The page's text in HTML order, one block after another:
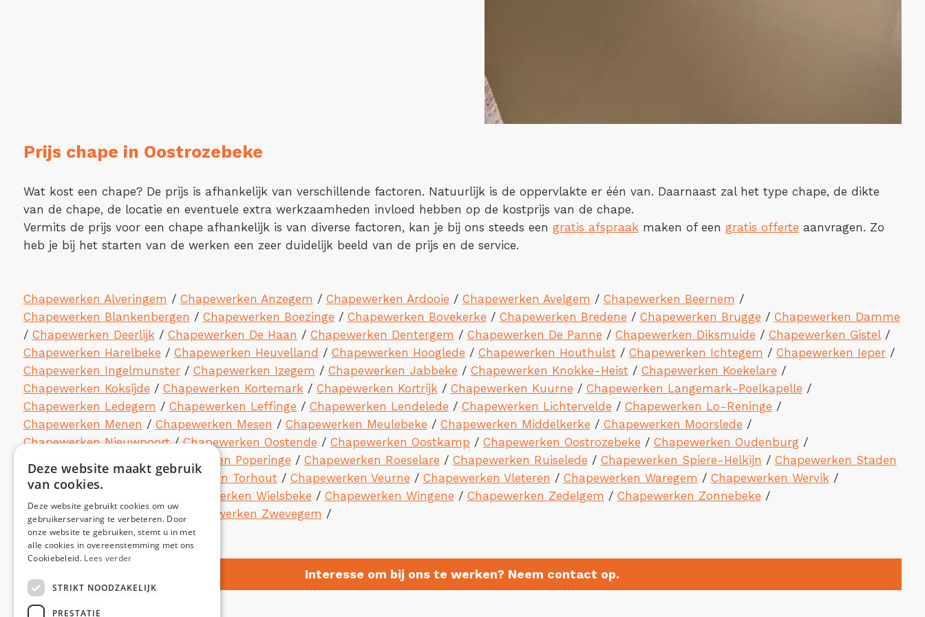
Prijs chape in Oostrozebeke
Wat kost een chape? De prijs is afhankelijk van verschillende factoren. Natuurlijk is de oppervlakte er één van. Daarnaast zal het type chape, de dikte
van de chape, de locatie en eventuele extra werkzaamheden invloed hebben op de kostprijs van de chape.
Vermits de prijs voor een chape afhankelijk is van diverse factoren, kan je bij ons steeds een gratis afspraak maken of een gratis offerte aanvragen. Zo
heb je bij het starten van de werken een zeer duidelijk beeld van de prijs en de service.
Chapewerken Alveringem / Chapewerken Anzegem / Chapewerken Ardooie / Chapewerken Avelgem / Chapewerken Beernem /
Chapewerken Blankenbergen / Chapewerken Boezinge / Chapewerken Bovekerke / Chapewerken Bredene / Chapewerken Brugge / Chapewerken Damme
/ Chapewerken Deerlijk / Chapewerken De Haan / Chapewerken Dentergem / Chapewerken De Panne / Chapewerken Diksmuide / Chapewerken Gistel/
Chapewerken Harelbeke / Chapewerken Heuvelland / Chapewerken Hooglede / Chapewerken Houthulst/ Chapewerken Ichtegem / Chapewerken Ieper/
Chapewerken Ingelmunster/ Chapewerken Izegem / Chapewerken Jabbeke / Chapewerken Knokke-Heist/ Chapewerken Koekelare /
Chapewerken Koksijde / Chapewerken Kortemark / Chapewerken Kortrijk / Chapewerken Kuurne / Chapewerken Langemark-Poelkapelle /
Chapewerken Ledegem / Chapewerken Leffinge / Chapewerken Lendelede / Chapewerken Lichtervelde / Chapewerken Lo-Reninge /
Chapewerken Menen / Chapewerken Mesen / Chapewerken Meulebeke / Chapewerken Middelkerke / Chapewerken Moorslede /
Chapewerken Nieuwpoort/Chapewerken Oostende / Chapewerken Oostkamp / Chapewerken Oostrozebeke / Chapewerken Oudenburg/
Chapewerken Poperinge / Chapewerken Roeselare / Chapewerken Ruiselede / Chapewerken Spiere-Helkijn / Chapewerken Staden
/Chapewerken Tielt/Chapewerken Torhout/ Chapewerken Veurne / Chapewerken Vleteren / Chapewerken Waregem / Chapewerken Wervik /
Chapewerken Wielsbeke / Chapewerken Wingene / Chapewerken Zedelgem / Chapewerken Zonnebeke /
Chapewerken Zuienkerke / Chapewerken Zwevegem /
Interesse om bij ons te werken? Neem contact op.
Deze website maakt gebruik
van cookies.
Deze website gebruikt cookies om uw
gebruikerservaring te verbeteren. Door
onze website te gebruiken, stemt u in met
alle cookies in overeenstemming met ons
Cookiebeleid. Lees verder
STRIKT NOODZAKELIJK
PRESTATIE